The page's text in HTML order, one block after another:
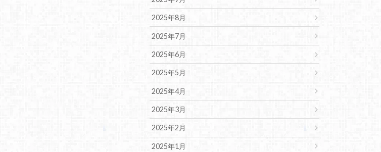
2025年8月
2025年7月
2025年6月
2025年5月
2025年4月
2025年3月
2025年2月
2025年1月